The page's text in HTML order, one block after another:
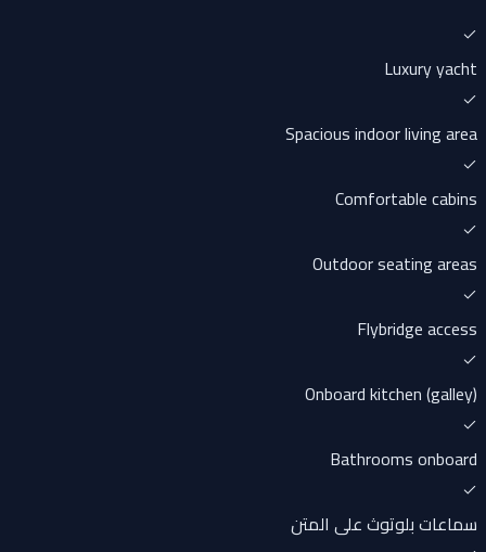
Luxury yacht
Spacious indoor living area
Comfortable cabins
Outdoor seating areas
Flybridge access
Onboard kitchen (galley)
Bathrooms onboard
سماعات بلوتوث على المتن